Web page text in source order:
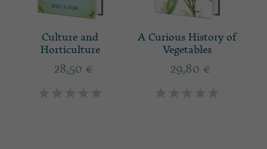
Culture and
Horticulture
28,50 €
A Curious History of
Vegetables
29,80 €